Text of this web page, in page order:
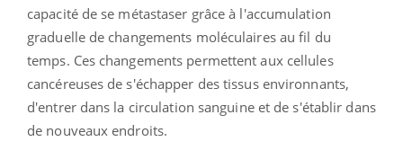
capacité de se métastaser grâce à l'accumulation
graduelle de changements moléculaires au fil du
temps. Ces changements permettent aux cellules
cancéreuses de s'échapper des tissus environnants,
d'entrer dans la circulation sanguine et de s'établir dans
de nouveaux endroits.